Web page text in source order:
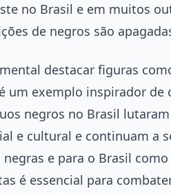
no Brasil e em muitos
de negros são
destacar figuras
um exemplo inspirador
negros no Brasil
e cultural e continuam a
e para o Brasil
é essencial para